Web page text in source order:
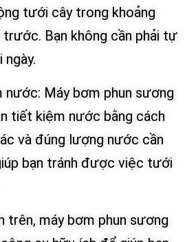
tưới cây trong khoảng
Bạn không cần phải tự
nước: Máy bơm phun sương
tiết kiệm nước bằng cách
và đúng lượng nước cần
bạn tránh được việc tưới
trên, máy bơm phun sương